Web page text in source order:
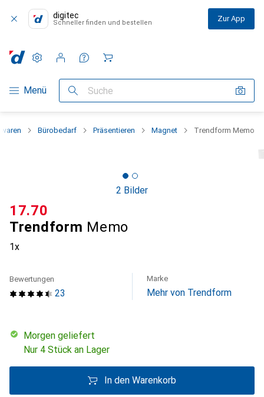
digitec
Schneller finden und bestellen Zur App
Navigation nach Kategorien
Menü Suche
Einstellungen
Kundenkonto
Vergleichslisten
Merklisten
Warenkorb
Bürobedarf Präsentieren Magnet Trendform Memo
2 Bilder
Trendform Memo
1x
CHF
17.70
23
Bewertungen Marke
Mehr von Trendform
morgen geliefert
Nur 4 Stück an Lager
In den Warenkorb